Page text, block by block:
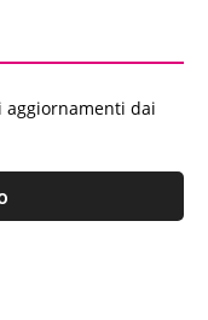
aggiornamenti dai